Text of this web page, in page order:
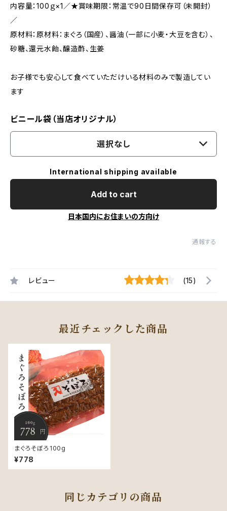
内容量：100ｇ×1／★賞味期限：常温で90日間保存可（未開封）
／
原材料：原材料：まぐろ（国産）、醤油（一部に小麦・大豆を含む）、
砂糖、還元水飴、醸造酢、生姜
お子様でも安心して食べていただけいる材料のみで製造してい
ます
ビニール袋（当店オリジナル）
選択なし
International shipping available
Add to cart
日本国内にお住まいの方向け
通報する
レビュー (15)
最近チェックした商品
まぐろそぼろ100g
¥778
同じカテゴリの商品